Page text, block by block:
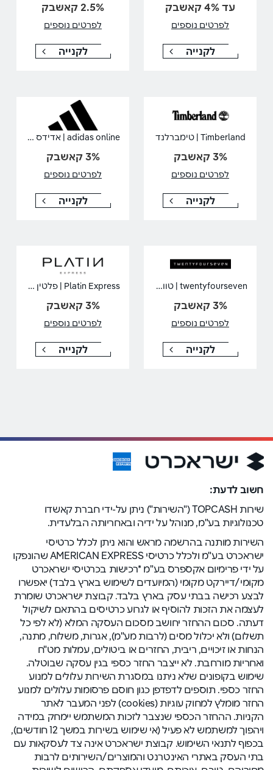
עד 4% קאשבק
לפרטים נוספים
לקנייה
2.5% קאשבק
לפרטים נוספים
לקנייה
Timberland | טימברלנד
3% קאשבק
לפרטים נוספים
לקנייה
adidas online | אדידס אונליין
3% קאשבק
לפרטים נוספים
לקנייה
twentyfourseven | טוונטי פור סבן
3% קאשבק
לפרטים נוספים
לקנייה
Platin Express | פלטין אקספרס
3% קאשבק
לפרטים נוספים
לקנייה
חשוב לדעת:
שירות TOPCASH ("השירות") ניתן על-ידי חברת קאשדו
טכנולוגיות בע"מ, מנוהל על ידיה ובאחריותה הבלעדית.
השירות מותנה בהרשמה מראש והוא ניתן לכלל כרטיסי
ישראכרט בע"מ ולכלל כרטיסי AMERICAN EXPRESS שהונפקו
על ידי פרימיום אקספרס בע"מ *רכישות בכרטיסי ישראכרט
מקומי/דיירקט מקומי (המיועדים לשימוש בארץ בלבד) יאפשרו
לבצע רכישה בבתי עסק בארץ בלבד. קבוצת ישראכרט שומרת
לעצמה את הזכות להוסיף או לגרוע כרטיסים בהתאם לשיקול
דעתה. סכום ההחזר יחושב מסכום העסקה המלא (לא לפי כל
תשלום) ולא יכלול מסים (לרבות מע"מ), אגרות, משלוח, מתנה,
הנחות או זיכויים, ריבית, החזרים או ביטולים, עמלות מט"ח
ואחריות מורחבת. לא ייצבר החזר כספי בגין עסקה שבוטלה.
שימוש בקופונים שלא ניתנו במסגרת השירות עלולים למנוע
החזר כספי. תוספים לדפדפן כגון חוסם פרסומות עלולים למנוע
החזר מומלץ למחוק עוגיות (cookies) לפני המעבר לאתר
הקניות. ההחזר הכספי שנצבר לזכות המשתמש יימחק במידה
ויהפוך למשתמש לא פעיל (אי שימוש בשירות במשך 12 חודשים),
בכפוף לתנאי השימוש. קבוצת ישראכרט אינה צד לעסקאות עם
בתי העסק באתרי האינטרנט והמוצרים/השירותים לרבות